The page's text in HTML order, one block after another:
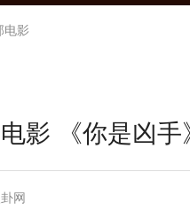
电影
影 《你是凶
网